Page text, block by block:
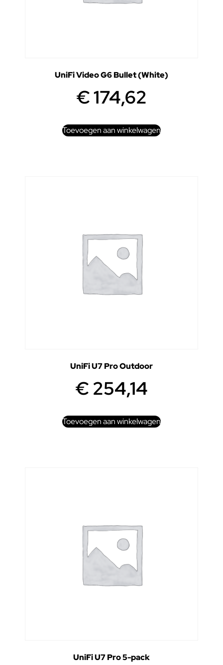
UniFi Video G6 Bullet (White)
€174,62
Toevoegen aan winkelwagen
UniFi U7 Pro Outdoor
€254,14
Toevoegen aan winkelwagen
UniFi U7 Pro 5-pack